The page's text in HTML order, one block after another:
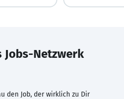
Jobs-Netzwerk
den Job, der wirklich zu Dir